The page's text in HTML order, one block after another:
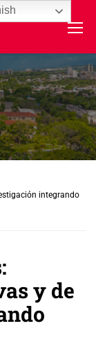
integrando
y de